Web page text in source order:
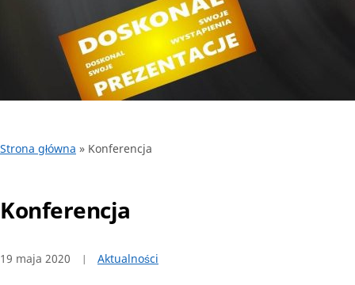
Strona główna » Konferencja
Konferencja
19 maja 2020 Aktualności